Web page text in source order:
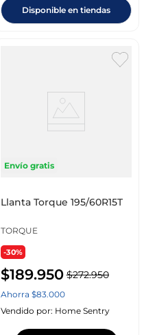
Disponible en tiendas
Envío gratis
Llanta Torque 195/60R15T
TORQUE
-30%
$189.950 $272.950
Ahorra $83.000
Vendido por: Home Sentry